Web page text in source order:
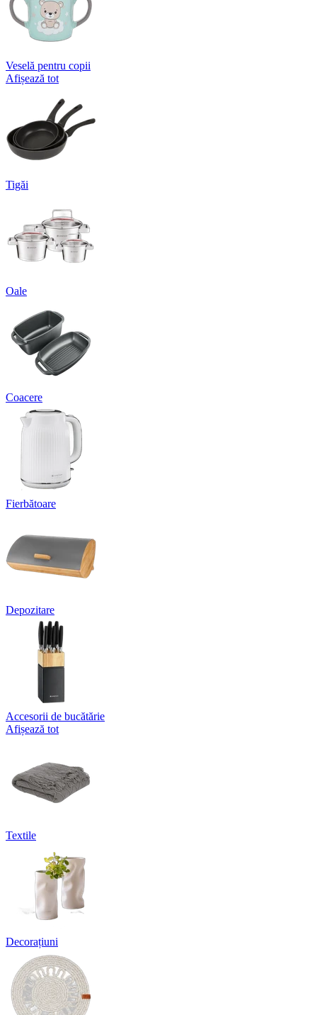
Veselă pentru copii
Afișează tot
Tigăi
Oale
Coacere
Fierbătoare
Depozitare
Accesorii de bucătărie
Afișează tot
Textile
Decorațiuni